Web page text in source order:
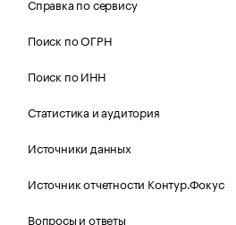
Справка по сервису
Поиск по ОГРН
Поиск по ИНН
Статистика и аудитория
Источники данных
Источник отчетности Контур.Фокус
Вопросы и ответы